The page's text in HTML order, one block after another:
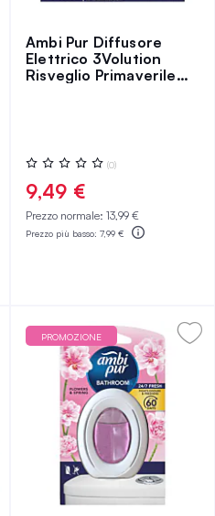
Ambi Pur Diffusore
Elettrico 3Volution
Risveglio Primaverile
Valutazione:
0%
(0)
9,49 €
Prezzo normale: 13,99 €
Prezzo più basso: 7,99 €
PROMOZIONE